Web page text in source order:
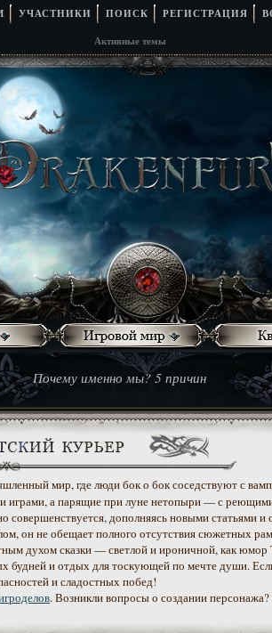
УЧАСТНИКИ ПОИСК РЕГИСТРАЦИЯ
Активные темы
Почему именно мы? 5 причин
мир, где люди бок о бок соседствуют с
играми, а парящие при луне нетопыри — с
совершенствуется, дополняясь новыми статьями
он не обещает полного отсутствия сюжетных
духом сказки — светлой и ироничной, как
будней и отдых для тоскующей по мечте души.
и сладостных побед!
. Возникли вопросы о создании персонажа?